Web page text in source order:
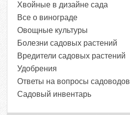
Хвойные в дизайне сада
Все о винограде
Овощные культуры
Болезни садовых растений
Вредители садовых растений
Удобрения
Ответы на вопросы садоводов
Садовый инвентарь